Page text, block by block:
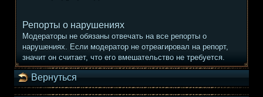
Репорты о нарушениях
Модераторы не обязаны отвечать на все репорты о
нарушениях. Если модератор не отреагировал на репорт,
значит он считает, что его вмешательство не требуется.
Вернуться